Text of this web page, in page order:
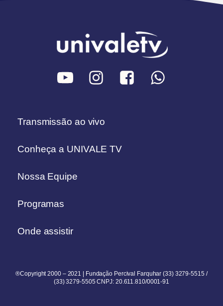
Transmissão ao vivo
Conheça a UNIVALE TV
Nossa Equipe
Programas
Onde assistir
®Copyright 2000 – 2021 | Fundação Percival Farquhar (33) 3279-5515 /
(33) 3279-5505 CNPJ: 20.611.810/0001-91